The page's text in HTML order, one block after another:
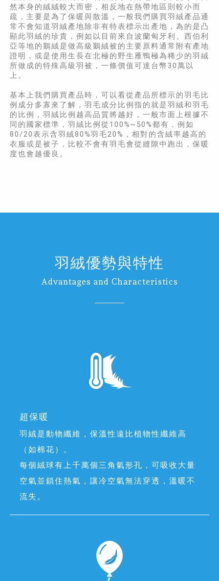
然本身的絨絨較大而密，相反地在熱帶地區則較小而
疏，主要是為了保暖與散溫，一般我們購買羽絨產品通
常不會知道羽絨產地除非有特表標示出產地，為的是凸
顯此羽絨的珍貴，例如以目前來自波蘭匈牙利、西伯利
亞等地的鵝絨是做高級鵝絨被的主要原料通常附有產地
證明，或是使用生長在北極的野生雁鴨極為稀少的羽絨
所做成的特殊高級羽被，一條價值可達台幣30萬以
上。
基本上我們購買產品時，可以看從產品所標示的羽毛比
例成分多寡來了解，羽毛成分比例指的就是羽絨和羽毛
的比例，羽絨比例越高品質將越好，一般市面上根據不
同的國家標準，羽絨比例從100%~50%都有，例如
80/20表示含羽絨80%羽毛20%，相對的含絨率越高的
衣服或是被子，比較不會有羽毛會從縫隙中跑出，保暖
度也會越優良。
羽絨優勢與特性
Advantages and Characteristics
超保暖
羽絨是動物纖維，保溫性遠比植物性纖維高
（如棉花）。
每個絨球有上千萬個三角氣形孔，可吸收大量
空氣並鎖住熱氣，讓冷空氣無法穿透，溫暖不
流失。